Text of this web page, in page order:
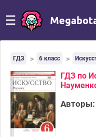
☰
ГДЗ 6 класс
ГДЗ по
Авторы: